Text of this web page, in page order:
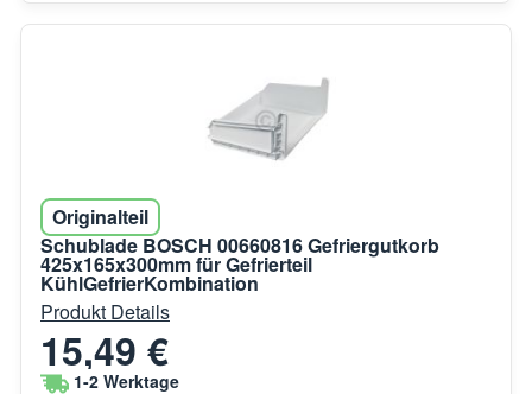
Originalteil
Schublade BOSCH 00660816 Gefriergutkorb
425x165x300mm für Gefrierteil
KühlGefrierKombination
Produkt Details
15,49 €
1-2 Werktage